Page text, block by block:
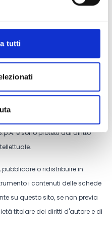
tutti
e sono protetti dal diritto
pubblicare o ridistribuire in
i contenuti delle schede
su questo sito, se non previa
titolare dei diritti d'autore e di